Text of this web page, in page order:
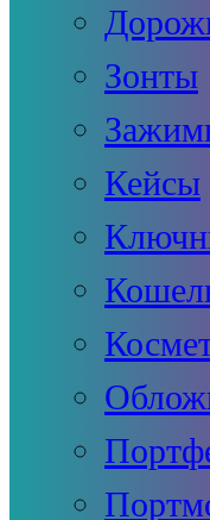
Зонты
Кейсы